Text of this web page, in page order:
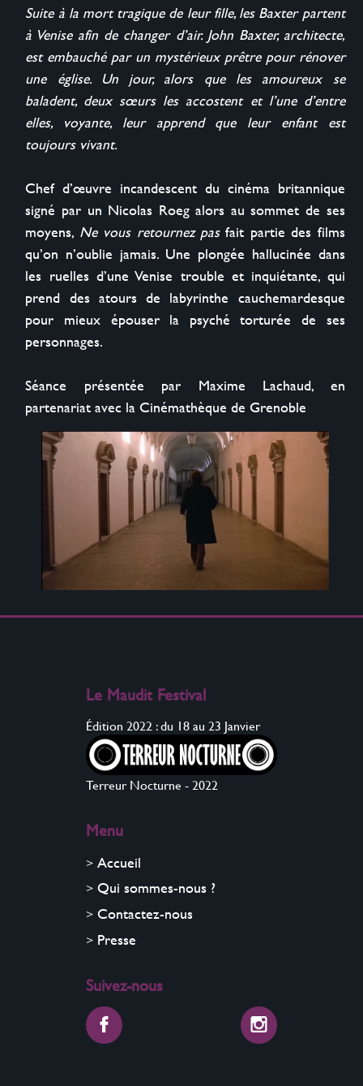
Suite à la mort tragique de leur fille,‭ ‬les Baxter partent
à Venise afin de changer d’air.‭ ‬John Baxter,‭ ‬architecte,‭
‬est embauché par un mystérieux prêtre pour rénover
une église.‭ ‬Un jour,‭ ‬alors que les amoureux se
baladent,‭ ‬deux sœurs les accostent et l’une d’entre
elles,‭ ‬voyante,‭ ‬leur apprend que leur enfant est
toujours vivant.
Chef d’œuvre incandescent du cinéma britannique
signé par un Nicolas Roeg alors au sommet de ses
moyens,‭ ‬ Ne vous retournez pas‭ ‬fait partie des films
qu’on n’oublie jamais.‭ ‬Une plongée hallucinée‭ ‬dans
les‭ ‬ruelles d’une Venise trouble et inquiétante,‭ ‬qui
prend des atours de labyrinthe cauchemardesque
pour mieux épouser la psyché torturée de ses
personnages.
‬Séance‭ ‬présentée par Maxime Lachaud,‭ ‬en
partenariat avec la Cinémathèque de Grenoble
Le Maudit Festival
Édition 2022 : du 18 au 23 Janvier
Terreur Nocturne - 2022
Menu
Accueil
Qui sommes-nous ?
Contactez-nous
Presse
Suivez-nous